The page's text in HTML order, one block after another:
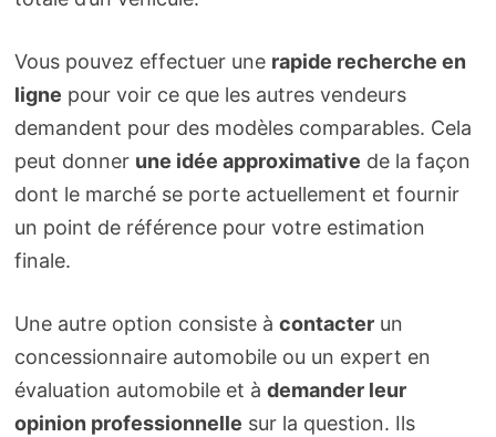
Vous pouvez effectuer une rapide recherche en
ligne pour voir ce que les autres vendeurs
demandent pour des modèles comparables. Cela
peut donner une idée approximative de la façon
dont le marché se porte actuellement et fournir
un point de référence pour votre estimation
finale.
Une autre option consiste à contacterun
concessionnaire automobile ou un expert en
évaluation automobile et à demander leur
opinion professionnelle sur la question. Ils